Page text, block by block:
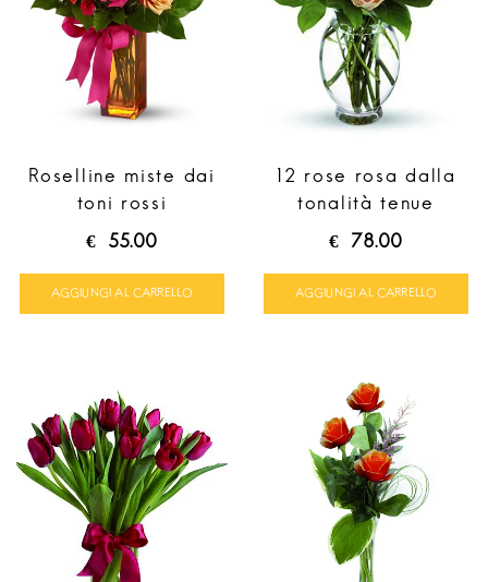
Roselline miste dai
toni rossi
€ 55.00
AGGIUNGI AL CARRELLO
12 rose rosa dalla
tonalità tenue
€ 78.00
AGGIUNGI AL CARRELLO